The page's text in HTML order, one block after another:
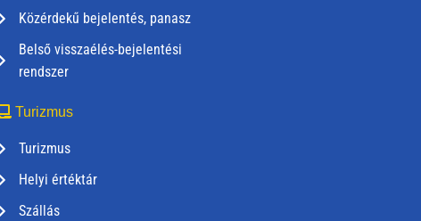
Közérdekű bejelentés, panasz
Belső visszaélés-bejelentési
rendszer
Turizmus
Turizmus
Helyi értéktár
Szállás